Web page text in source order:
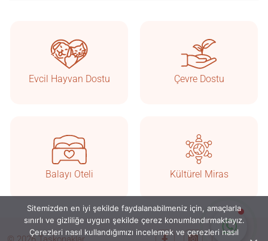
Çevrimiçi
Sohbete Başla
Evcil Hayvan Dostu Çevre Dostu
Balayı Oteli Kültürel Miras
Sitemizden en iyi şekilde faydalanabilmeniz için, amaçlarla
sınırlı ve gizliliğe uygun şekilde çerez konumlandırmaktayız.
Çerezleri nasıl kullandığımızı incelemek ve çerezleri nasıl